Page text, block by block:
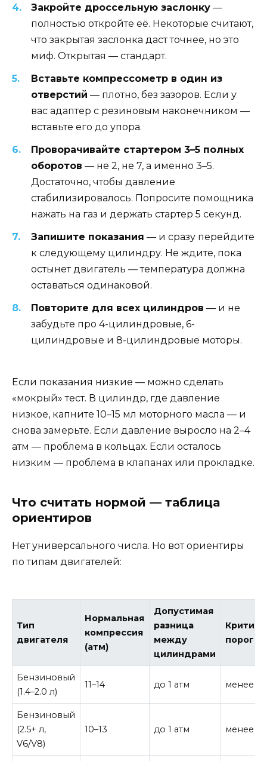
Закройте дроссельную заслонку —
полностью откройте её. Некоторые считают,
что закрытая заслонка даст точнее, но это
миф. Открытая — стандарт.
Вставьте компрессометр в один из
отверстий — плотно, без зазоров. Если у
вас адаптер с резиновым наконечником —
вставьте его до упора.
Проворачивайте стартером 3–5 полных
оборотов — не 2, не 7, а именно 3–5.
Достаточно, чтобы давление
стабилизировалось. Попросите помощника
нажать на газ и держать стартер 5 секунд.
Запишите показания — и сразу перейдите
к следующему цилиндру. Не ждите, пока
остынет двигатель — температура должна
оставаться одинаковой.
Повторите для всех цилиндров — и не
забудьте про 4-цилиндровые, 6-
цилиндровые и 8-цилиндровые моторы.
Если показания низкие — можно сделать
«мокрый» тест. В цилиндр, где давление
низкое, капните 10–15 мл моторного масла — и
снова замерьте. Если давление выросло на 2–4
атм — проблема в кольцах. Если осталось
низким — проблема в клапанах или прокладке.
Что считать нормой — таблица
ориентиров
Нет универсального числа. Но вот ориентиры
по типам двигателей:
Тип
двигателя
Нормальная
компрессия
(атм)
Допустимая
разница
между
цилиндрами
порог
Бензиновый
(1.4–2.0 л)
11–14 до 1 атм менее 9
Бензиновый
(2.5+ л,
V6/V8)
10–13 до 1 атм менее 8